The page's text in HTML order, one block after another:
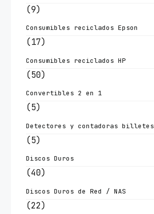
(9)
Consumibles reciclados Epson
(17)
Consumibles reciclados HP
(50)
Convertibles 2 en 1
(5)
Detectores y contadoras billetes
(5)
Discos Duros
(40)
Discos Duros de Red / NAS
(22)